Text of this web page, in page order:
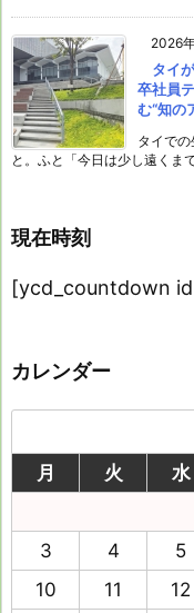
2026
タイ
卒社員
む“知の
タイで
と。ふと「今日は少し遠くま
現在時刻
[ycd_countdown
カレンダー
月
火 水
3
4 5
10
11 12